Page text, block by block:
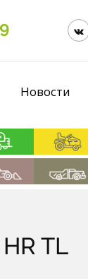
Новости
TL